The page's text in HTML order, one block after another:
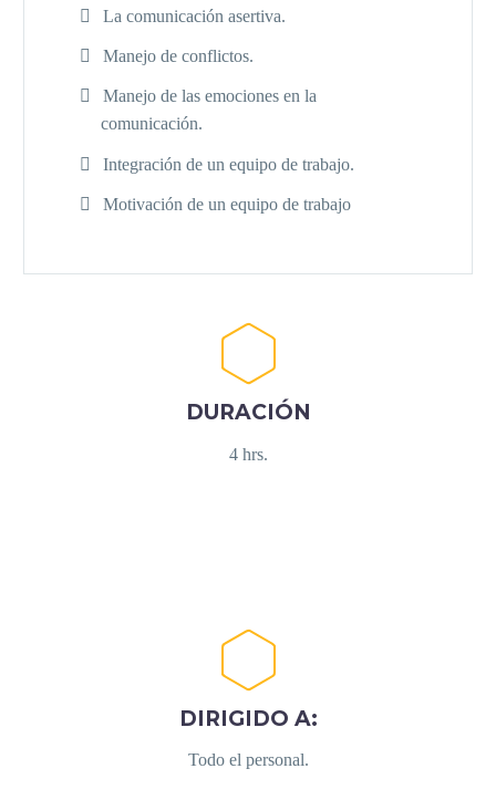
La comunicación asertiva.
Manejo de conflictos.
Manejo de las emociones en la
comunicación.
Integración de un equipo de trabajo.
Motivación de un equipo de trabajo
DURACIÓN
4 hrs.
DIRIGIDO A:
Todo el personal.